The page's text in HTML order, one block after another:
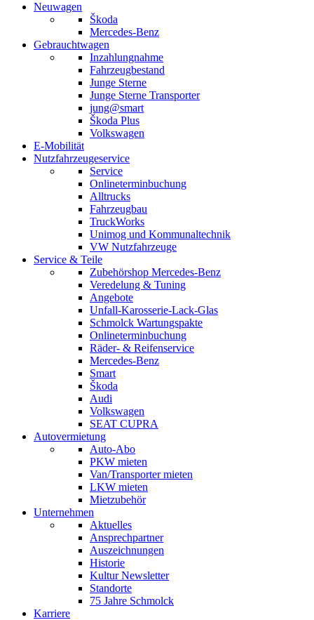
Neuwagen
Škoda
Mercedes-Benz
Gebrauchtwagen
Inzahlungnahme
Fahrzeugbestand
Junge Sterne
Junge Sterne Transporter
jung@smart
Škoda Plus
Volkswagen
E-Mobilität
Nutzfahrzeugeservice
Service
Onlineterminbuchung
Alltrucks
Fahrzeugbau
TruckWorks
Unimog und Kommunaltechnik
VW Nutzfahrzeuge
Service & Teile
Zubehörshop Mercedes-Benz
Veredelung & Tuning
Angebote
Unfall-Karosserie-Lack-Glas
Schmolck Wartungspakte
Onlineterminbuchung
Räder- & Reifenservice
Mercedes-Benz
Smart
Škoda
Audi
Volkswagen
SEAT CUPRA
Autovermietung
Auto-Abo
PKW mieten
Van/Transporter mieten
LKW mieten
Mietzubehör
Unternehmen
Aktuelles
Ansprechpartner
Auszeichnungen
Historie
Kultur Newsletter
Standorte
75 Jahre Schmolck
Karriere